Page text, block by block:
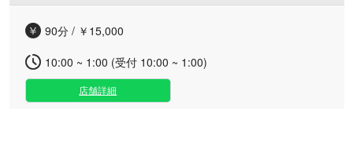
90分 / ￥15,000
10:00 ~ 1:00 (受付 10:00 ~ 1:00)
店舗詳細